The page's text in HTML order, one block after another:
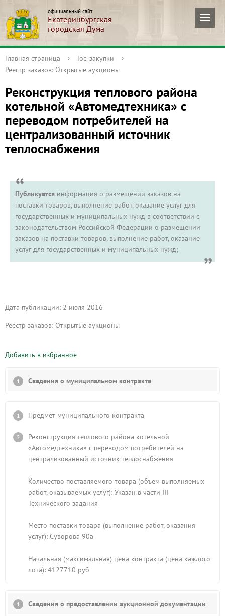
официальный сайт
Екатеринбургская
городская Дума
Главная страница › Гос. закупки
›
Реестр заказов: Открытые аукционы
Реконструкция теплового района
котельной «Автомедтехника» с
переводом потребителей на
централизованный источник
теплоснабжения
Публикуется информация о размещении заказов на
поставки товаров, выполнение работ, оказание услуг для
государственных и муниципальных нужд в соответствии с
законодательством Российской Федерации о размещении
заказов на поставки товаров, выполнение работ, оказание
услуг для государственных и муниципальных нужд;
Дата публикации: 2 июля 2016
Реестр заказов: Открытые аукционы
Добавить в избранное
Сведения о муниципальном контракте
Предмет муниципального контракта
Реконструкция теплового района котельной
«Автомедтехника» с переводом потребителей на
централизованный источник теплоснабжения
Количество поставляемого товара (объем выполняемых
работ, оказываемых услуг): Указан в части III
Технического задания
Место поставки товара (выполнение работ, оказания
услуг): Суворова 90а
Начальная (максимальная) цена контракта (цена каждого
лота): 4127710 руб
Сведения о предоставлении аукционной документации